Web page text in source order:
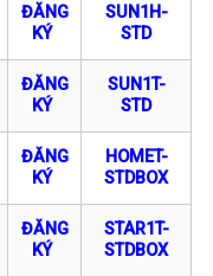
ĐĂNG
KÝ
SUN1H-
STD
ĐĂNG
KÝ
SUN1T-
STD
ĐĂNG
KÝ
HOMET-
STDBOX
ĐĂNG
KÝ
STAR1T-
STDBOX